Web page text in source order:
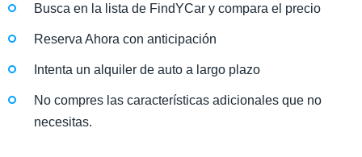
Busca en la lista de FindYCar y compara el precio
Reserva Ahora con anticipación
Intenta un alquiler de auto a largo plazo
No compres las características adicionales que no
necesitas.